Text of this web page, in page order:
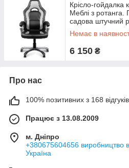
Крісло-гойдалка
Меблі з ротанга.
садова штучний
Немає в
6 150 ₴
Про нас
100% позитивних з 168
Працює з 13.08.2009
м. Дніпро
+380675604656 виробництво
Україна